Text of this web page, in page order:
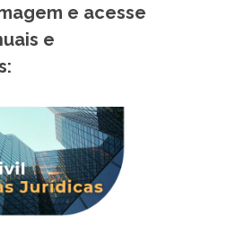
e acesse
e